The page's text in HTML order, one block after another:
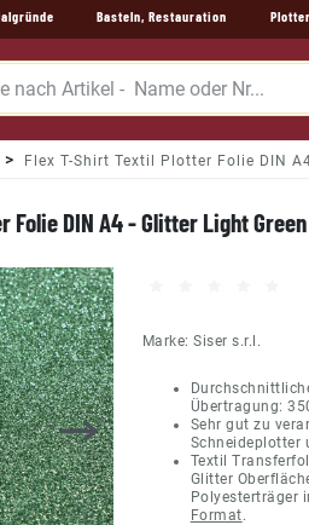
Basteln, Restauration
Flex T-Shirt Textil Plotter Folie DIN
Folie DIN A4 - Glitter Light
Marke:Siser s.r.l.
Übertragung:
Sehr gut zu
Schneideplotter
Textil
Glitter
Polyesterträger
Format.